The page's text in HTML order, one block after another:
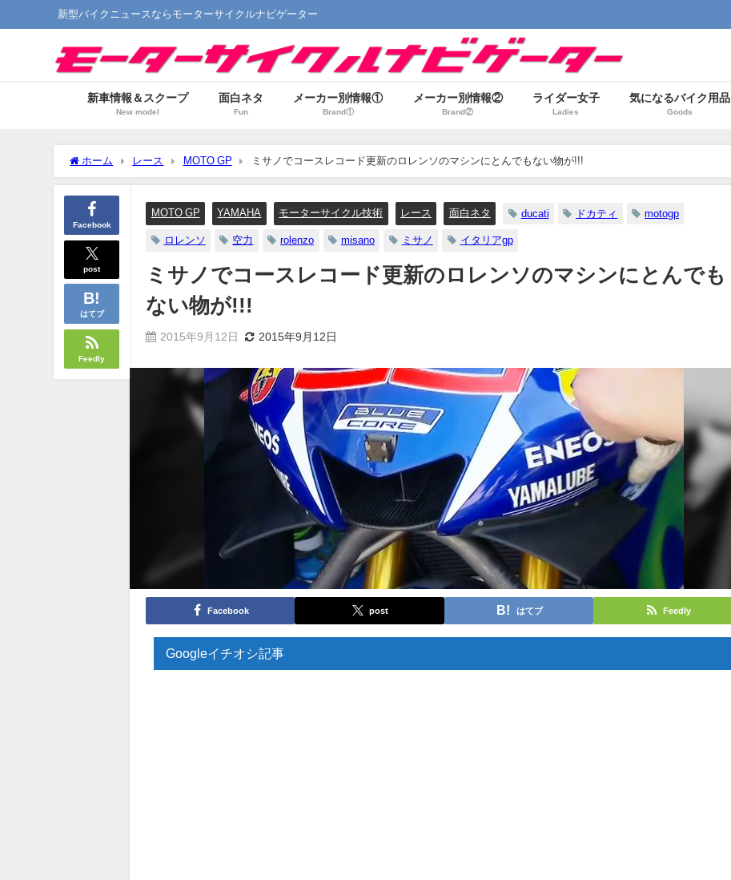
新型バイクニュースならモーターサイクルナビゲーター
新車情報＆スクープ
New model
面白ネタ
Fun
メーカー別情報①
Brand①
メーカー別情報②
Brand②
ライダー女子
Ladies
気になるバイク用品
Goods
ホーム レース MOTO GP ミサノでコースレコード更新のロレンソのマシンにとんでもない物が!!!
Facebook
post
はてブ
Feedly
MOTO GP YAMAHA モーターサイクル技術 レース 面白ネタ ducati ドカティ motogp
ロレンソ 空力 rolenzo misano ミサノ イタリアgp
ミサノでコースレコード更新のロレンソのマシンにとんでも
ない物が!!!
2015年9月12日 2015年9月12日
Facebook post はてブ Feedly
Googleイチオシ記事